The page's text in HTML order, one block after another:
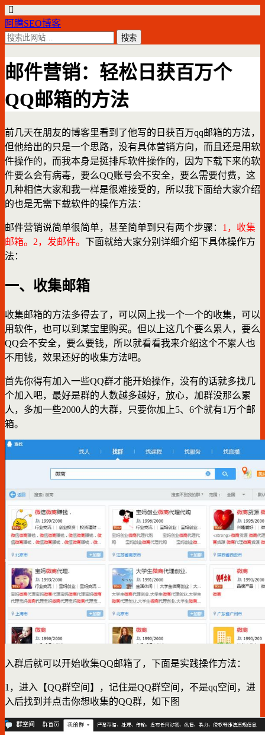
阿腾SEO博客
邮件营销：轻松日获百万个
QQ邮箱的方法
前几天在朋友的博客里看到了他写的日获百万qq邮箱的方法，
但他给出的只是一个思路，没有具体营销方向，而且还是用软
件操作的，而我本身是挺排斥软件操作的，因为下载下来的软
件要么会有病毒，要么QQ账号会不安全，要么需要付费，这
几种相信大家和我一样是很难接受的，所以我下面给大家介绍
的也是无需下载软件的操作方法：
邮件营销说简单很简单，甚至简单到只有两个步骤： 1，收集
邮箱。2，发邮件。 下面就给大家分别详细介绍下具体操作方
法：
一、收集邮箱
收集邮箱的方法多得去了，可以网上找一个一个的收集，可以
用软件，也可以到某宝里购买。但以上这几个要么累人，要么
QQ会不安全，要么要钱，所以就看看我来介绍这个不累人也
不用钱，效果还好的收集方法吧。
首先你得有加入一些QQ群才能开始操作，没有的话就多找几
个加入吧，最好是群的人数越多越好，放心，加群没那么累
人，多加一些2000人的大群，只要你加上5、6个就有1万个邮
箱。
入群后就可以开始收集QQ邮箱了，下面是实践操作方法：
1，进入【QQ群空间】，记住是QQ群空间，不是qq空间，进
入后找到并点击你想收集的QQ群，如下图